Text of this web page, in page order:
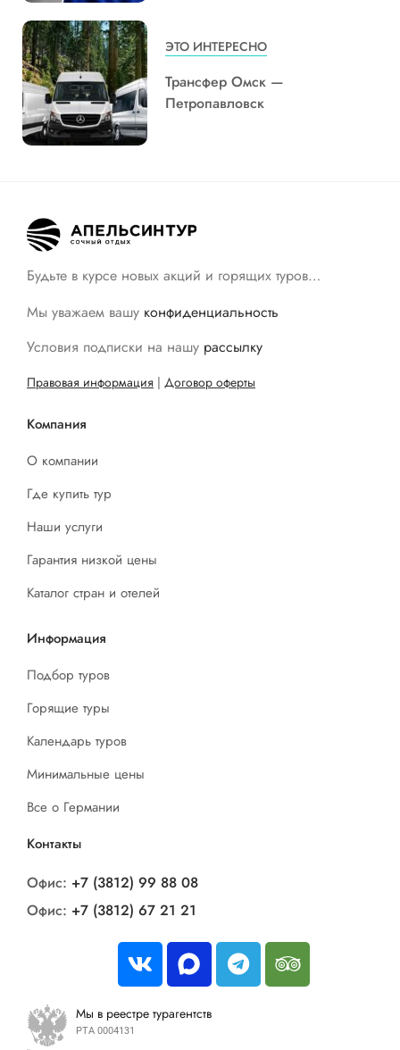
ЭТО ИНТЕРЕСНО
Трансфер Омск —
Петропавловск
Будьте в курсе новых акций и горящих туров…
Мы уважаем вашу конфиденциальность
Условия подписки на нашу рассылку
Правовая информация | Договор оферты
Компания
О компании
Где купить тур
Наши услуги
Гарантия низкой цены
Каталог стран и отелей
Информация
Подбор туров
Горящие туры
Календарь туров
Минимальные цены
Все о Германии
Контакты
Офис: +7 (3812) 99 88 08
Офис: +7 (3812) 67 21 21
Мы в реестре турагентств
РТА 0004131